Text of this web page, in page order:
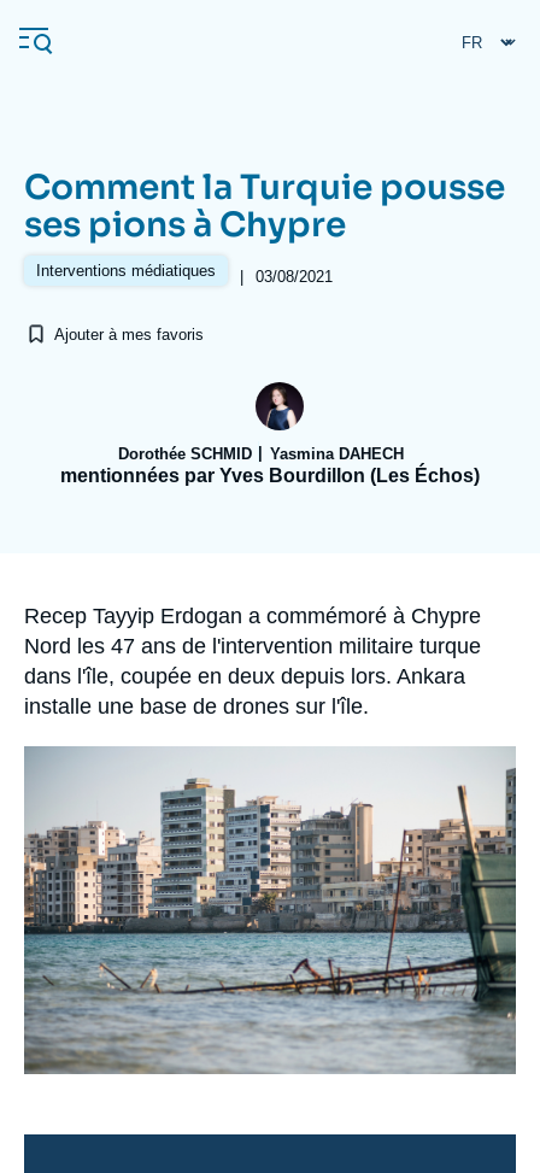
au
contenu
Navigation
principale
L'Ifri
Analyses
Nous soutenir
Recherches fréquentes
Proche-Orient
Comment la Turquie pousse
ses pions à Chypre
Interventions médiatiques | 03/08/2021
Ajouter à mes favoris
Dorothée SCHMID Yasmina DAHECH
mentionnées par Yves Bourdillon (Les Échos)
Accroche
Recep Tayyip Erdogan a commémoré à Chypre
Nord les 47 ans de l'intervention militaire turque
dans l'île, coupée en deux depuis lors. Ankara
installe une base de drones sur l'île.